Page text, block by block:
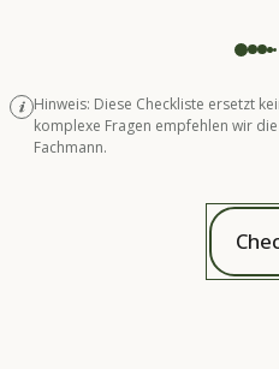
Hinweis: Diese Checkliste ersetzt
komplexe Fragen empfehlen wir
Fachmann.